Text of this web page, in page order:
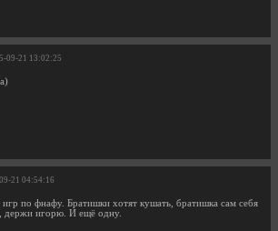
09-21 13:02:25
09-21 04:54:16
по фнафу. Братишки хотят кушать, братишка сам себя
держи игорю. И ещё одну.